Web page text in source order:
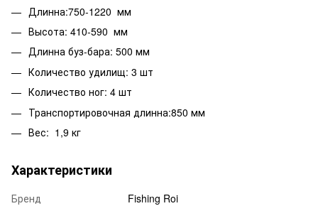
Длинна:750-1220 мм
Высота: 410-590 мм
Длинна буз-бара: 500 мм
Количество удилищ: 3 шт
Количество ног: 4 шт
Транспортировочная длинна:850 мм
Вес: 1,9 кг
Характеристики
Бренд
Fishing Roi